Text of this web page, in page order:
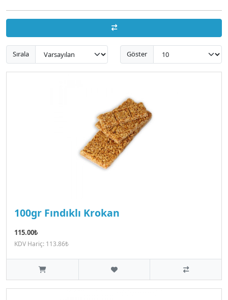
Sırala Göster
100gr Fındıklı Krokan
115.00₺
KDV Hariç: 113.86₺